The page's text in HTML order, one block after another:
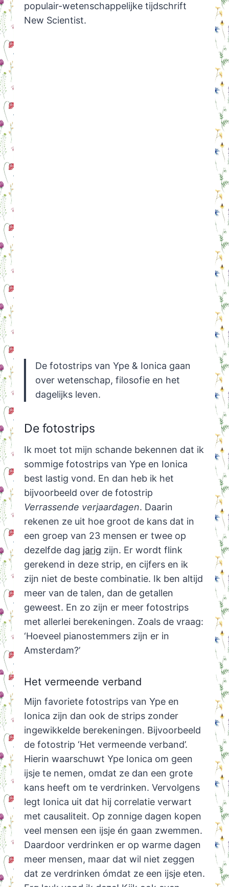
populair-wetenschappelijke tijdschrift
New Scientist.
De fotostrips van Ype & Ionica gaan
over wetenschap, filosofie en het
dagelijks leven.
De fotostrips
Ik moet tot mijn schande bekennen dat ik
sommige fotostrips van Ype en Ionica
best lastig vond. En dan heb ik het
bijvoorbeeld over de fotostrip
Verrassende verjaardagen. Daarin
rekenen ze uit hoe groot de kans dat in
een groep van 23 mensen er twee op
dezelfde dag jarig zijn. Er wordt flink
gerekend in deze strip, en cijfers en ik
zijn niet de beste combinatie. Ik ben altijd
meer van de talen, dan de getallen
geweest. En zo zijn er meer fotostrips
met allerlei berekeningen. Zoals de vraag:
‘Hoeveel pianostemmers zijn er in
Amsterdam?’
Het vermeende verband
Mijn favoriete fotostrips van Ype en
Ionica zijn dan ook de strips zonder
ingewikkelde berekeningen. Bijvoorbeeld
de fotostrip ‘Het vermeende verband’.
Hierin waarschuwt Ype Ionica om geen
ijsje te nemen, omdat ze dan een grote
kans heeft om te verdrinken. Vervolgens
legt Ionica uit dat hij correlatie verwart
met causaliteit. Op zonnige dagen kopen
veel mensen een ijsje én gaan zwemmen.
Daardoor verdrinken er op warme dagen
meer mensen, maar dat wil niet zeggen
dat ze verdrinken ómdat ze een ijsje eten.